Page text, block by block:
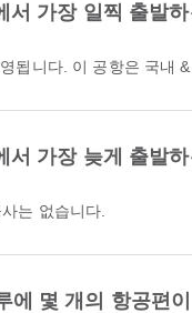
서 가장 일찍 출발
영됩니다. 이 공항은 국내
서 가장 늦게 출발
사는 없습니다.
에 몇 개의 항공편